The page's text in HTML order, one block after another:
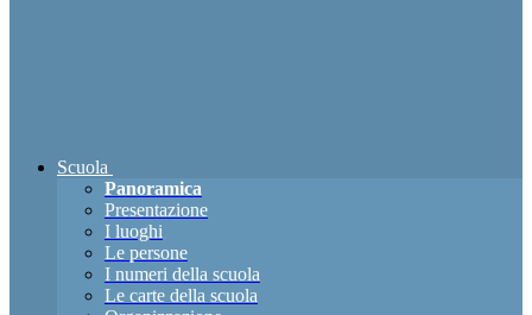
Scuola
Panoramica
Presentazione
I luoghi
Le persone
I numeri della scuola
Le carte della scuola